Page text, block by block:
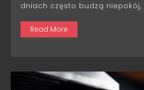
dniach często budzą niepokój,
Read More